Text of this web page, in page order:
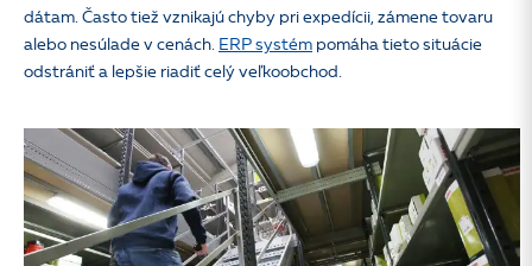
dátam. Často tiež vznikajú chyby pri expedícii, zámene tovaru
alebo nesúlade v cenách. ERP systém pomáha tieto situácie
odstrániť a lepšie riadiť celý veľkoobchod.